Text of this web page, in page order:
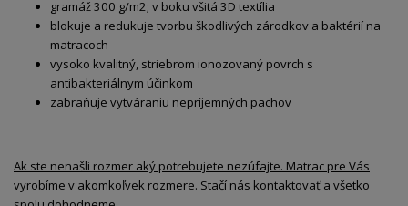
gramáž 300 g/m2; v boku všitá 3D textília
blokuje a redukuje tvorbu škodlivých zárodkov a baktérií na
matracoch
vysoko kvalitný, striebrom ionozovaný povrch s
antibakteriálnym účinkom
zabraňuje vytváraniu nepríjemných pachov
Ak ste nenašli rozmer aký potrebujete nezúfajte. Matrac pre Vás
vyrobíme v akomkoľvek rozmere. Stačí nás kontaktovať a všetko